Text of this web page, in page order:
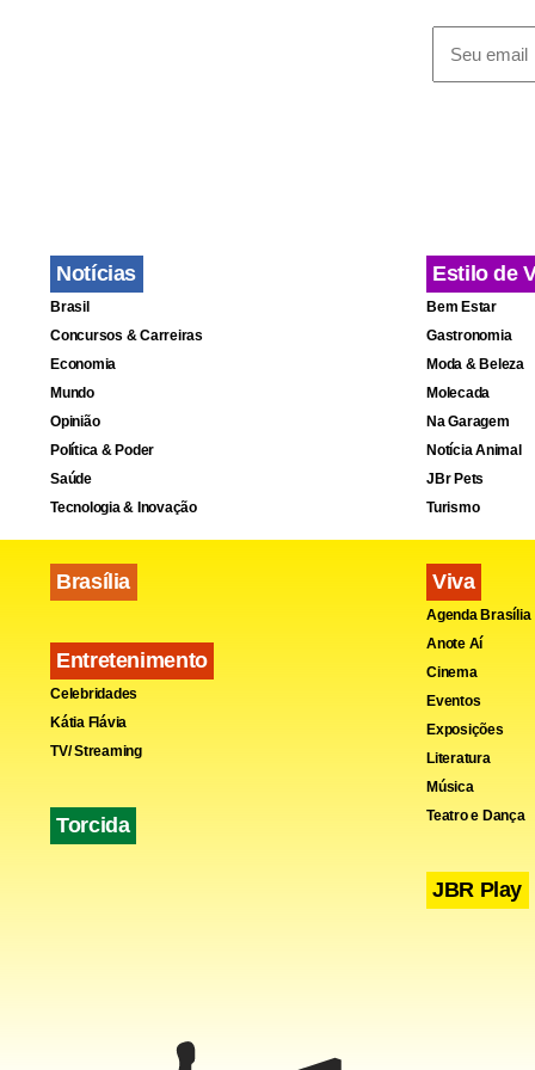
Notícias
Brasil
Concursos & Carreiras
Economia
Mundo
Opinião
Política & Poder
Saúde
Tecnologia & Inovação
Brasília
Entretenimento
Celebridades
Kátia Flávia
TV/ Streaming
Torcida
Estilo de
Bem Estar
Gastronomia
Moda & Beleza
Molecada
Na Garagem
Notícia Animal
JBr Pets
Turismo
Viva
Agenda Brasília
Anote Aí
Cinema
Eventos
Exposições
Literatura
Música
Teatro e Dança
JBR Play